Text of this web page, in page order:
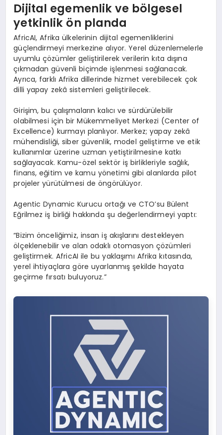
Dijital egemenlik ve bölgesel
yetkinlik ön planda
AfricAI, Afrika ülkelerinin dijital egemenliklerini
güçlendirmeyi merkezine alıyor. Yerel düzenlemelerle
uyumlu çözümler geliştirilerek verilerin kıta dışına
çıkmadan güvenli biçimde işlenmesi sağlanacak.
Ayrıca, farklı Afrika dillerinde hizmet verebilecek çok
dilli yapay zekâ sistemleri geliştirilecek.
Girişim, bu çalışmaların kalıcı ve sürdürülebilir
olabilmesi için bir Mükemmeliyet Merkezi (Center of
Excellence) kurmayı planlıyor. Merkez; yapay zekâ
mühendisliği, siber güvenlik, model geliştirme ve etik
kullanımlar üzerine uzman yetiştirilmesine katkı
sağlayacak. Kamu-özel sektör iş birlikleriyle sağlık,
finans, eğitim ve kamu yönetimi gibi alanlarda pilot
projeler yürütülmesi de öngörülüyor.
Agentic Dynamic Kurucu ortağı ve CTO’su Bülent
Eğrilmez iş birliği hakkında şu değerlendirmeyi yaptı:
“Bizim önceliğimiz, insan iş akışlarını destekleyen
ölçeklenebilir ve alan odaklı otomasyon çözümleri
geliştirmek. AfricAI ile bu yaklaşımı Afrika kıtasında,
yerel ihtiyaçlara göre uyarlanmış şekilde hayata
geçirme fırsatı buluyoruz.”